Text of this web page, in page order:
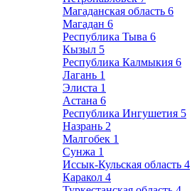
Магаданская область 6
Магадан 6
Республика Тыва 6
Кызыл 5
Республика Калмыкия 6
Лагань 1
Элиста 1
Астана 6
Республика Ингушетия 5
Назрань 2
Малгобек 1
Сунжа 1
Иссык-Кульская область 4
Каракол 4